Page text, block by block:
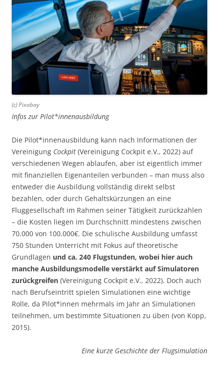
(c) Pixabay
Infos zur Pilot*innenausbildung
Die Pilot*innenausbildung kann nach Informationen der
Vereinigung Cockpit (Vereinigung Cockpit e.V., 2022) auf
verschiedenen Wegen ablaufen, aber ist eigentlich immer
mit finanziellen Eigenanteilen verbunden – man muss also
entweder die Ausbildung vollständig direkt selbst
bezahlen, oder durch Gehaltskürzungen an eine
Fluggesellschaft im Rahmen seiner Tätigkeit zurückzahlen
– die Kosten liegen im Durchschnitt mindestens zwischen
70.000 von 100.000€. Die schulische Ausbildung umfasst
750 Stunden Unterricht mit Fokus auf theoretische
Grundlagen und ca. 240 Flugstunden, wobei hier auch
manche Ausbildungsmodelle verstärkt auf Simulatoren
zurückgreifen (Vereinigung Cockpit e.V., 2022). Doch auch
nach Berufseintritt spielen Simulationen eine wichtige
Rolle, da Pilot*innen mehrmals im Jahr an Simulationen
teilnehmen, um bestimmte Situationen zu üben (von Kopp,
2015).
Eine kurze Geschichte der Flugsimulation